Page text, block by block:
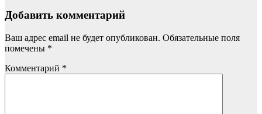
Добавить комментарий
Ваш адрес email не будет опубликован. Обязательные поля
помечены *
Комментарий *